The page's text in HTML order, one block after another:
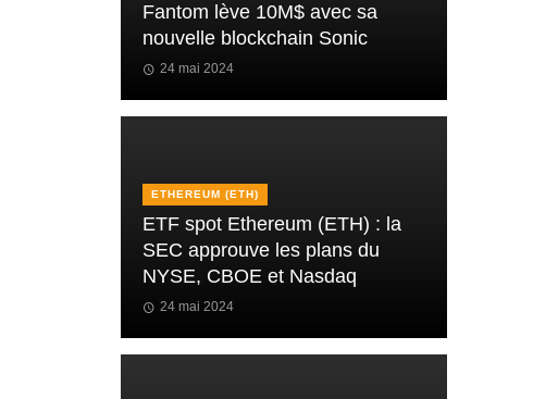
Fantom lève 10M$ avec sa
nouvelle blockchain Sonic
24 mai 2024
ETHEREUM (ETH)
ETF spot Ethereum (ETH) : la
SEC approuve les plans du
NYSE, CBOE et Nasdaq
24 mai 2024